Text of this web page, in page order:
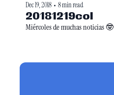
Dec 19, 2018 • 8 min read
20181219col
Miércoles de muchas noticias 🤓